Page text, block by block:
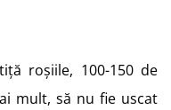
roșiile, 100-150 de
mult, să nu fie uscat